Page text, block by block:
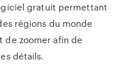
gratuit permettant
régions du monde
de zoomer afin de
détails.